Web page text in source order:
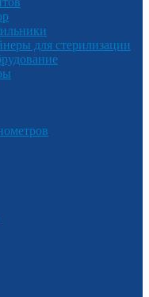
для стерилизации